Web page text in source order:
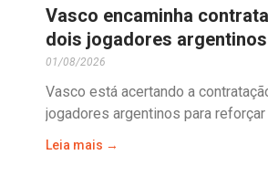
Vasco encaminha
dois jogadores argentinos
01/08/2026
Vasco está acertando a
jogadores argentinos para
Leia mais →